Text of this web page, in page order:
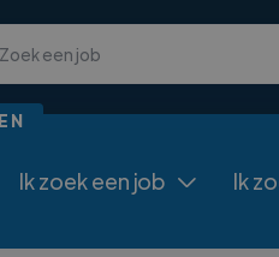
Ik zoek een job  Ik